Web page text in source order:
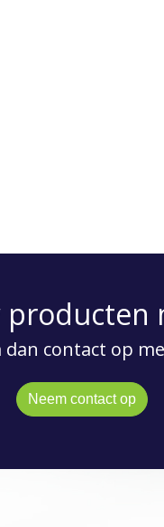
dan contact op
Neem contact op